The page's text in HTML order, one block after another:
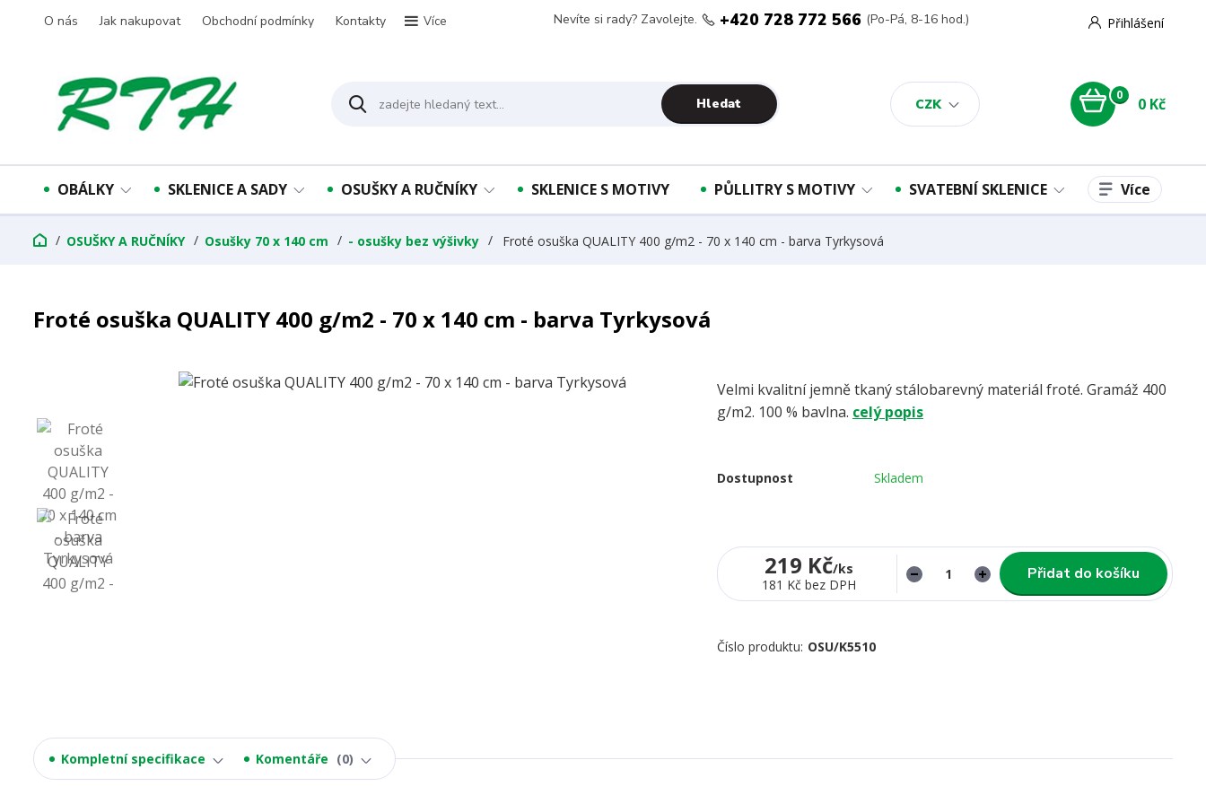
O nás Jak nakupovat Obchodní podmínky Kontakty Více
CZK
Přihlášení
Hledat
Nevíte si rady? Zavolejte. +420 728 772 566 (Po-Pá, 8-16 hod.)
0 0 Kč
OBÁLKY SKLENICE A SADY OSUŠKY A RUČNÍKY SKLENICE S MOTIVY PŮLLITRY S MOTIVY SVATEBNÍ SKLENICE Více
OSUŠKY A RUČNÍKY Osušky 70 x 140 cm - osušky bez výšivky Froté osuška QUALITY 400 g/m2 - 70 x 140 cm - barva Tyrkysová
Froté osuška QUALITY 400 g/m2 - 70 x 140 cm - barva Tyrkysová
Velmi kvalitní jemně tkaný stálobarevný materiál froté. Gramáž 400
g/m2. 100 % bavlna. celý popis
Dostupnost Skladem
219 Kč/ks
181 Kč bez DPH
Přidat do košíku
Číslo produktu: OSU/K5510
Kompletní specifikace Komentáře 0